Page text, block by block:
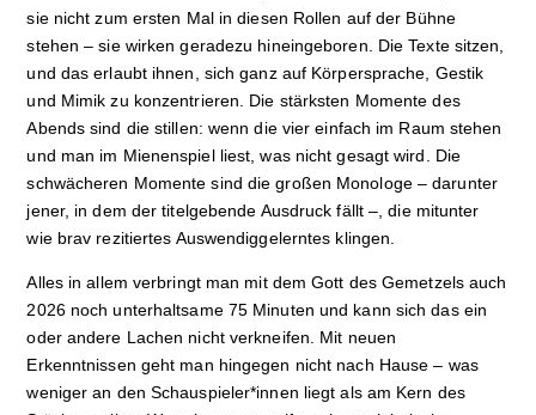
sie nicht zum ersten Mal in diesen Rollen auf der Bühne
stehen – sie wirken geradezu hineingeboren. Die Texte sitzen,
und das erlaubt ihnen, sich ganz auf Körpersprache, Gestik
und Mimik zu konzentrieren. Die stärksten Momente des
Abends sind die stillen: wenn die vier einfach im Raum stehen
und man im Mienenspiel liest, was nicht gesagt wird. Die
schwächeren Momente sind die großen Monologe – darunter
jener, in dem der titelgebende Ausdruck fällt –, die mitunter
wie brav rezitiertes Auswendiggelerntes klingen.
Alles in allem verbringt man mit dem Gott des Gemetzels auch
2026 noch unterhaltsame 75 Minuten und kann sich das ein
oder andere Lachen nicht verkneifen. Mit neuen
Erkenntnissen geht man hingegen nicht nach Hause – was
weniger an den Schauspieler*innen liegt als am Kern des